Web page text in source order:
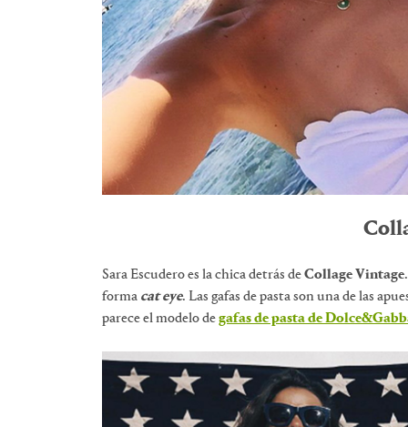
Sara Escudero es la chica detrás deCollage Vintage
forma cat eye. Las gafas de pasta son una de las
parece el modelo degafas de pasta de